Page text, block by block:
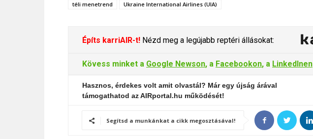
téli menetrend
Ukraine International Airlines (UIA)
Építs karriAIR-t! Nézd meg a legújabb reptéri állásokat:
Kövess minket a Google Newson, a Facebookon, a LinkedInen
Hasznos, érdekes volt amit olvastál? Már egy újság árával
támogathatod az AIRportal.hu működését!
Segítsd a munkánkat a cikk megosztásával!